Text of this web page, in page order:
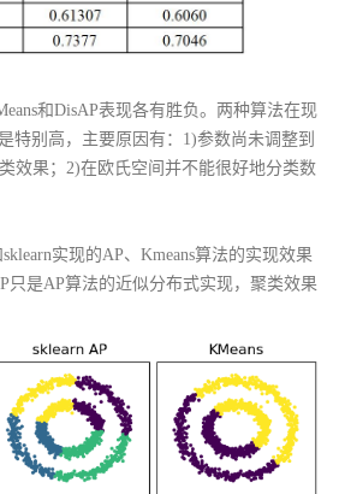
和DisAP表现各有胜负。两种算法在现
特别高，主要原因有：1)参数尚未调整到
效果；2)在欧氏空间并不能很好地分类数
实现的AP、Kmeans算法的实现效果
只是AP算法的近似分布式实现，聚类效果